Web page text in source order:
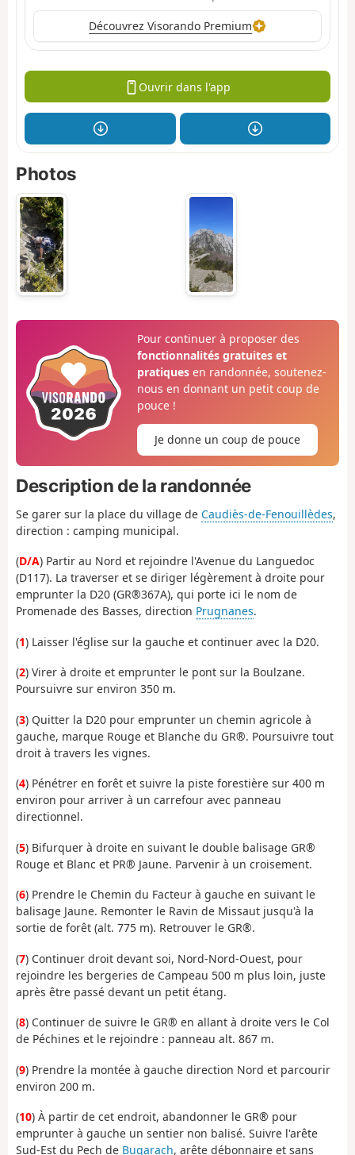
Découvrez Visorando Premium
Ouvrir dans l'app
Photos
Pour continuer à proposer des
fonctionnalités gratuites et
pratiquesen randonnée, soutenez-
nous en donnant un petit coup de
pouce !
Je donne un coup de pouce
Description de la randonnée
Se garer sur la place du village de Caudiès-de-Fenouillèdes,
direction : camping municipal.
(D/A) Partir au Nord et rejoindre l'Avenue du Languedoc
(D117). La traverser et se diriger légèrement à droite pour
emprunter la D20 (GR®367A), qui porte ici le nom de
Promenade des Basses, direction Prugnanes.
(1) Laisser l'église sur la gauche et continuer avec la D20.
(2) Virer à droite et emprunter le pont sur la Boulzane.
Poursuivre sur environ 350 m.
(3) Quitter la D20 pour emprunter un chemin agricole à
gauche, marque Rouge et Blanche du GR®. Poursuivre tout
droit à travers les vignes.
(4) Pénétrer en forêt et suivre la piste forestière sur 400 m
environ pour arriver à un carrefour avec panneau
directionnel.
(5) Bifurquer à droite en suivant le double balisage GR®
Rouge et Blanc et PR® Jaune. Parvenir à un croisement.
(6) Prendre le Chemin du Facteur à gauche en suivant le
balisage Jaune. Remonter le Ravin de Missaut jusqu'à la
sortie de forêt (alt. 775 m). Retrouver le GR®.
(7) Continuer droit devant soi, Nord-Nord-Ouest, pour
rejoindre les bergeries de Campeau 500 m plus loin, juste
après être passé devant un petit étang.
(8) Continuer de suivre le GR® en allant à droite vers le Col
de Péchines et le rejoindre : panneau alt. 867 m.
(9) Prendre la montée à gauche direction Nord et parcourir
environ 200 m.
(10) À partir de cet endroit, abandonner le GR® pour
emprunter à gauche un sentier non balisé. Suivre l'arête
Sud-Est du Pech de Bugarach, arête débonnaire et sans